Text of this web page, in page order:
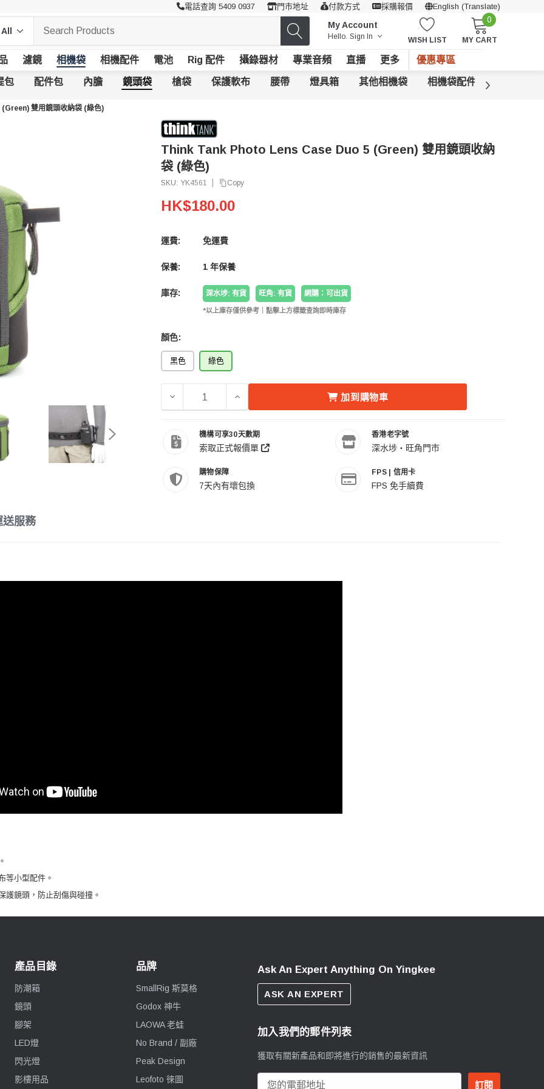
電話查詢 5409 0937 門市地址 付款方式 採購報價 English (Translate)
My Account
Hello. Sign In WISH LIST
0
MY CART
濾鏡 相機袋 相機配件 電池 Rig 配件 攝錄器材 專業音頻 直播 更多 優惠專區
包 配件包 內膽 鏡頭袋 槍袋 保護軟布 腰帶 燈具箱 其他相機袋 相機袋配件
雙用鏡頭收納袋 (綠色)
Think Tank Photo Lens Case Duo 5 (Green) 雙用鏡頭收納
袋 (綠色)
SKU: YK4561 Copy
HK$180.00
運費: 免運費
保養: 1 年保養
庫存: 深水埗: 有貨 旺角: 有貨 網購：可出貨
*以上庫存僅供參考｜點擊上方標籤查詢即時庫存
顏色:
黑色 綠色
加到購物車
機構可享30天數期
索取正式報價單
香港老字號
深水埗・旺角門市
購物保障
7天內有壞包換
FPS | 信用卡
FPS 免手續費
送服務
等小型配件。
護鏡頭，防止刮傷與碰撞。
產品目錄
防潮箱
鏡頭
腳架
LED燈
閃光燈
影樓用品
品牌
SmallRig 斯莫格
Godox 神牛
LAOWA 老蛙
No Brand / 副廠
Peak Design
Leofoto 徠圖
Ask An Expert Anything On Yingkee
ASK AN EXPERT
加入我們的郵件列表
獲取有關新產品和即將進行的銷售的最新資訊